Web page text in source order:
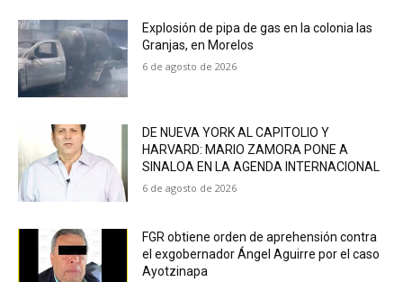
Explosión de pipa de gas en la colonia las
Granjas, en Morelos
6 de agosto de 2026
DE NUEVA YORK AL CAPITOLIO Y
HARVARD: MARIO ZAMORA PONE A
SINALOA EN LA AGENDA INTERNACIONAL
6 de agosto de 2026
FGR obtiene orden de aprehensión contra
el exgobernador Ángel Aguirre por el caso
Ayotzinapa